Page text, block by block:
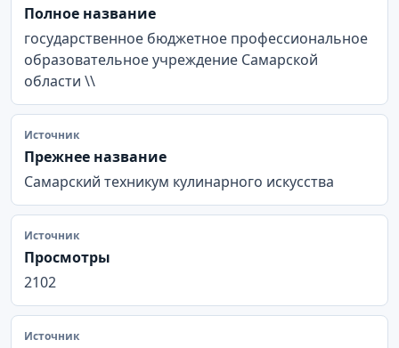
Полное название
государственное бюджетное профессиональное
образовательное учреждение Самарской
области \\
Источник
Прежнее название
Самарский техникум кулинарного искусства
Источник
Просмотры
2102
Источник